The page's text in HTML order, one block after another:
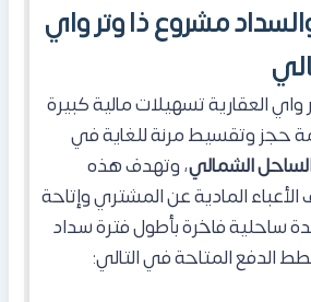
مشروع ذا وتر واي
العقارية تسهيلات مالية كبيرة
حجز وتقسيط مرنة للغاية في
الشمالي، وتهدف هذه
المادية عن المشتري وإتاحة
ساحلية فاخرة بأطول فترة سداد
الدفع المتاحة في التالي: